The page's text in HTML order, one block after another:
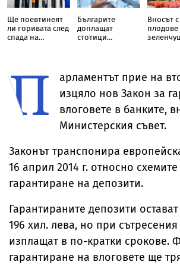
Ще поевтинеят
ли горивата след
спада на
Българите
доплащат
стотици
Вносът с
плодове
П
арламентът прие на
изцяло нов Закон за
влоговете в банките,
Министерския съвет.
Законът транспонира
16 април 2014 г. относно схемите
гарантиране на депозити.
Гарантираните депозити
196 хил. лева, но при
изплащат в по-кратки срокове.
гарантиране на влоговете ще